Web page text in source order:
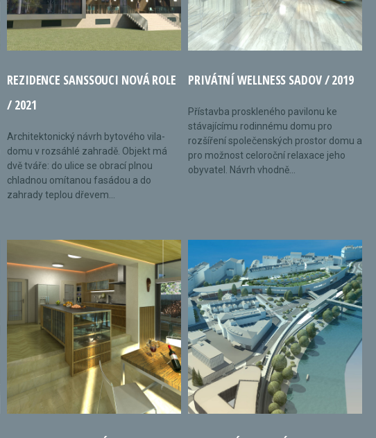
REZIDENCE SANSSOUCI NOVÁ ROLE
/ 2021
Architektonický návrh bytového vila-
domu v rozsáhlé zahradě. Objekt má
dvě tváře: do ulice se obrací plnou
chladnou omítanou fasádou a do
zahrady teplou dřevem...
PRIVÁTNÍ WELLNESS SADOV / 2019
Přístavba proskleného pavilonu ke
stávajícímu rodinnému domu pro
rozšíření společenských prostor domu a
pro možnost celoroční relaxace jeho
obyvatel. Návrh vhodně...